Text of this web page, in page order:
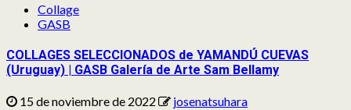
Collage
GASB
COLLAGES SELECCIONADOS de YAMANDÚ CUEVAS
(Uruguay) | GASB Galería de Arte Sam Bellamy
15 de noviembre de 2022 josenatsuhara